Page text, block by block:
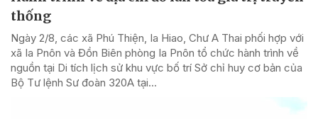
thống
Ngày 2/8, các xã Phú Thiện, Ia Hiao, Chư A Thai phối hợp với
xã Ia Pnôn và Đồn Biên phòng Ia Pnôn tổ chức hành trình về
nguồn tại Di tích lịch sử khu vực bố trí Sở chỉ huy cơ bản của
Bộ Tư lệnh Sư đoàn 320A tại...